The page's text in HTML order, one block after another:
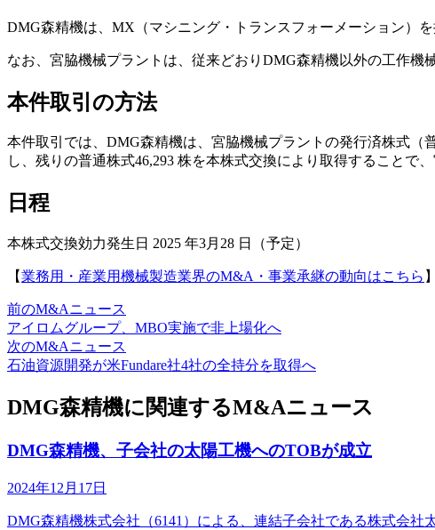
DMG森精機は、MX（マシニング・トランスフォーメーション）
なお、宮脇機械プラントは、従来どおりDMG森精機以外の工作機
本件取引の方法
本件取引では、DMG森精機は、宮脇機械プラントの発行済株式（
し、残りの普通株式46,293 株を本株式交換により取得することで
日程
本株式交換効力発生日 2025 年3月28 日（予定）
【業務用・産業用機械製造業界のM&A・事業承継の動向はこちら 】
前のM&Aニュース
アイロムグループ、MBO実施で非上場化へ
次のM&Aニュース
石油資源開発が米Fundare社4社の全持分を取得へ
DMG森精機に関連するM&Aニュース
DMG森精機、子会社の太陽工機へのTOBが成立
2024年12月17日
DMG森精機株式会社（6141）による、連結子会社である株式会社